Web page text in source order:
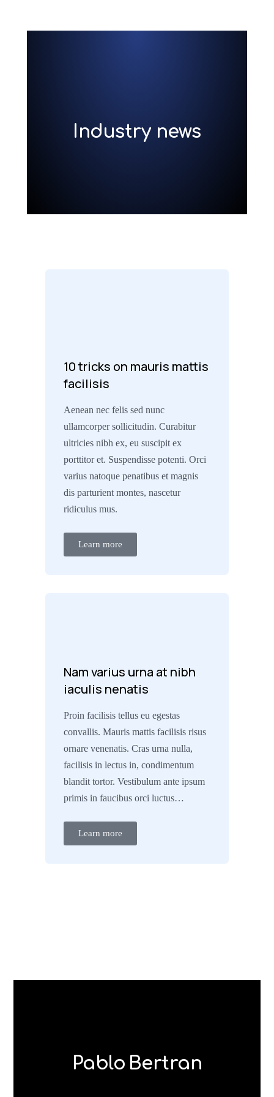
Industry news
10 tricks on mauris mattis
facilisis
Aenean nec felis sed nunc
ullamcorper sollicitudin. Curabitur
ultricies nibh ex, eu suscipit ex
porttitor et. Suspendisse potenti. Orci
varius natoque penatibus et magnis
dis parturient montes, nascetur
ridiculus mus.
Learn more
Nam varius urna at nibh
iaculis nenatis
Proin facilisis tellus eu egestas
convallis. Mauris mattis facilisis risus
ornare venenatis. Cras urna nulla,
facilisis in lectus in, condimentum
blandit tortor. Vestibulum ante ipsum
primis in faucibus orci luctus…
Learn more
Pablo Bertran